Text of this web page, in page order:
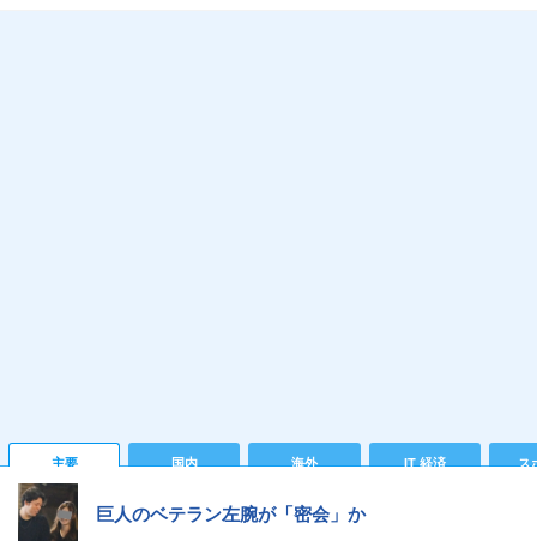
主要 国内 海外 IT 経済 ス
巨人のベテラン左腕が「密会」か